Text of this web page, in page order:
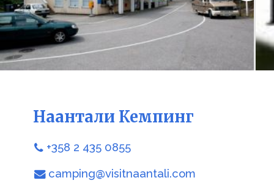
Наантали Кемпинг
+358 2 435 0855
camping@visitnaantali.com